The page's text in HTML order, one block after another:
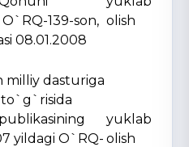
139-son,
08.01.2008
olish
milliy dasturiga
yildagi O`RQ-
yuklab
olish